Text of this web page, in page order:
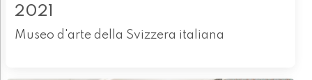
2021
Museo d'arte della Svizzera italiana